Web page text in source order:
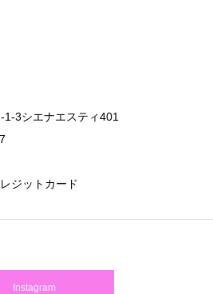
3シエナエスティ401
ジットカード
Instagram